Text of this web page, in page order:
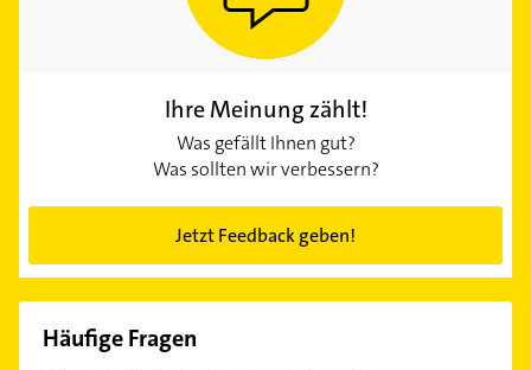
Ihre Meinung zählt!
Was gefällt Ihnen gut?
Was sollten wir verbessern?
Jetzt Feedback geben!
Häufige Fragen